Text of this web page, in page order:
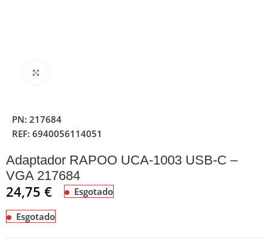
PN:217684
REF:6940056114051
Adaptador RAPOO UCA-1003 USB-C –
VGA 217684
24,75€ Esgotado
Esgotado